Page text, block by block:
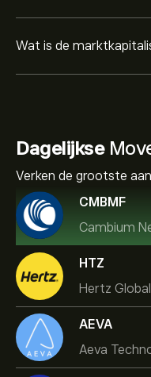
Wat is de
Dagelijkse
Verken de grootste
CMBMF
Cambium
HTZ
Hertz
AEVA
Aeva